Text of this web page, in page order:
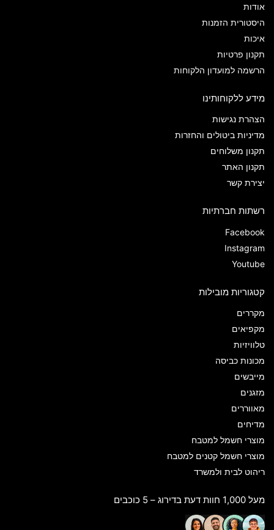
אודות
היסטורית הזמנות
איכות
תקנון פרטיות
הרשמה למועדון הלקוחות
מידע ללקוחותינו
הצהרת נגישות
מדיניות ביטולים והחזרות
תקנון משלוחים
תקנון האתר
יצירת קשר
רשתות חברתיות
Facebook
Instagram
Youtube
קטגוריות מובילות
מקררים
מקפיאים
טלוויזיות
מכונות כביסה
מייבשים
מזגנים
מאווררים
מדיחים
מוצרי חשמל למטבח
מוצרי חשמל קטנים למטבח
ריהוט לבית ולמשרד
מעל 1,000 חוות דעת בדירוג – 5 כוכבים